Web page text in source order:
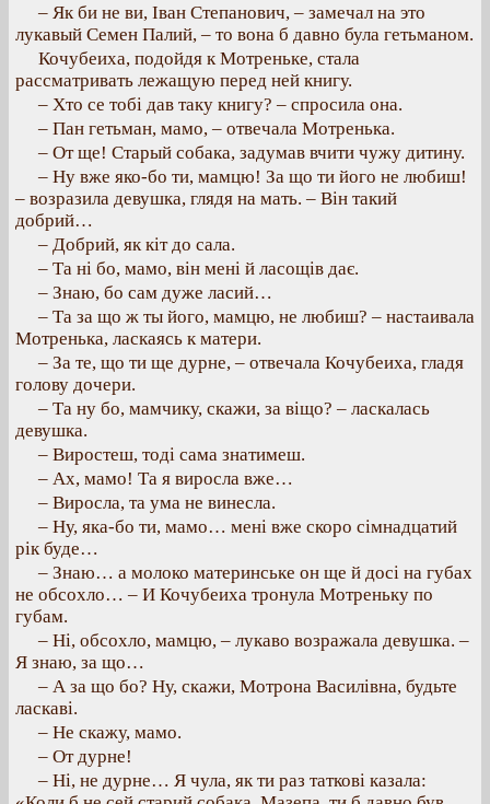
– Як би не ви, Іван Степанович, – замечал на это
лукавый Семен Палий, – то вона б давно була гетьманом.
Кочубеиха, подойдя к Мотреньке, стала
рассматривать лежащую перед ней книгу.
– Хто се тобі дав таку книгу? – спросила она.
– Пан гетьман, мамо, – отвечала Мотренька.
– От ще! Старый собака, задумав вчити чужу дитину.
– Ну вже яко-бо ти, мамцю! За що ти його не любиш!
– возразила девушка, глядя на мать. – Він такий
добрий…
– Добрий, як кіт до сала.
– Та ні бо, мамо, він мені й ласощів дає.
– Знаю, бо сам дуже ласий…
– Та за що ж ты його, мамцю, не любиш? – настаивала
Мотренька, ласкаясь к матери.
– За те, що ти ще дурне, – отвечала Кочубеиха, гладя
голову дочери.
– Та ну бо, мамчику, скажи, за віщо? – ласкалась
девушка.
– Виростеш, тоді сама знатимеш.
– Ах, мамо! Та я виросла вже…
– Виросла, та ума не винесла.
– Ну, яка-бо ти, мамо… мені вже скоро сімнадцатий
рік буде…
– Знаю… а молоко материнське он ще й досі на губах
не обсохло… – И Кочубеиха тронула Мотреньку по
губам.
– Ні, обсохло, мамцю, – лукаво возражала девушка. –
Я знаю, за що…
– А за що бо? Ну, скажи, Мотрона Василівна, будьте
ласкаві.
– Не скажу, мамо.
– От дурне!
– Ні, не дурне… Я чула, як ти раз таткові казала: